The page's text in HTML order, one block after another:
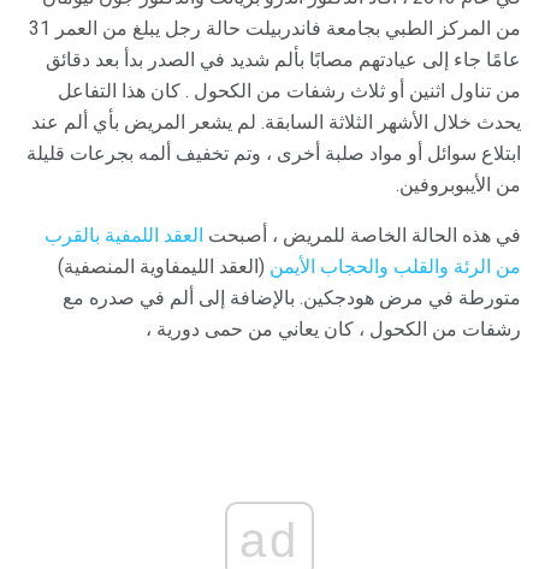
من المركز الطبي بجامعة فاندربيلت حالة رجل يبلغ من العمر 31
عامًا جاء إلى عيادتهم مصابًا بألم شديد في الصدر بدأ بعد دقائق
من تناول اثنين أو ثلاث رشفات من الكحول . كان هذا التفاعل
يحدث خلال الأشهر الثلاثة السابقة. لم يشعر المريض بأي ألم عند
ابتلاع سوائل أو مواد صلبة أخرى ، وتم تخفيف ألمه بجرعات قليلة
من الأيبوبروفين.
في هذه الحالة الخاصة للمريض ، أصبحت العقد اللمفية بالقرب
من الرئة والقلب والحجاب الأيمن (العقد الليمفاوية المنصفية)
متورطة في مرض هودجكين. بالإضافة إلى ألم في صدره مع
رشفات من الكحول ، كان يعاني من حمى دورية ،
ad